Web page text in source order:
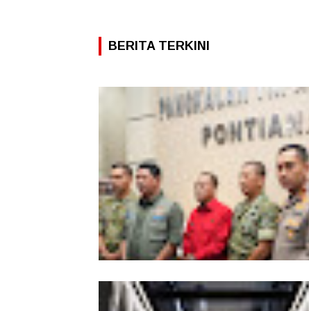
BERITA TERKINI